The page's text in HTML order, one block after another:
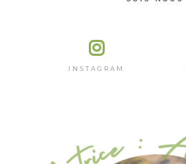
INSTAGRAM